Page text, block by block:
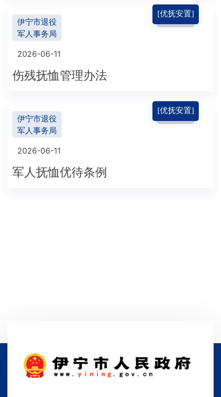
[优抚安置]
伊宁市退役
军人事务局
2026-06-11
伤残抚恤管理办法
[优抚安置]
伊宁市退役
军人事务局
2026-06-11
军人抚恤优待条例